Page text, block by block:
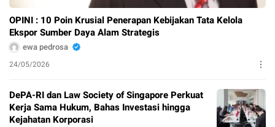
OPINI : 10 Poin Krusial Penerapan Kebijakan Tata Kelola
Ekspor Sumber Daya Alam Strategis
ewa pedrosa
24/05/2026
DePA-RI dan Law Society of Singapore Perkuat
Kerja Sama Hukum, Bahas Investasi hingga
Kejahatan Korporasi